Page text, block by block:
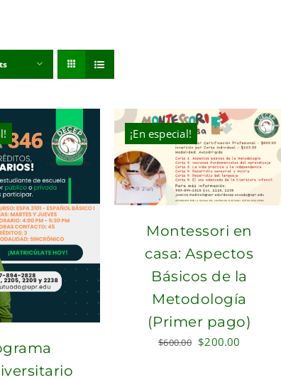
¡En especial!
Montessori en
casa: Aspectos
Básicos de la
Metodología
(Primer pago)
$600.00 Original
$200.00